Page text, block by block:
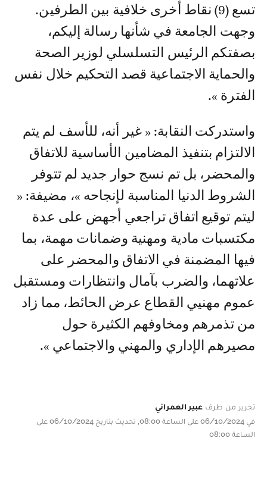
تسع (9) نقاط أخرى خلافية بين الطرفين.
وجهت الجامعة في شأنها رسالة إليكم،
بصفتكم الرئيس التسلسلي لوزير الصحة
والحماية الاجتماعية قصد التحكيم خلال نفس
الفترة ».
واستدركت النقابة: « غير أنه، للأسف لم يتم
الالتزام بتنفيذ المضامين الأساسية للاتفاق
والمحضر، بل تم نسج حوار جديد لم تتوفر
الشروط الدنيا المناسبة لإنجاحه »، مضيفة: «
ليتم توقيع اتفاق تراجعي أجهض على عدة
مكتسبات مادية ومهنية وضمانات مهمة، بما
فيها المضمنة في الاتفاق والمحضر على
علاتهما، والضرب بآمال وانتظارات ومستقبل
عموم مهنيي القطاع عرض الحائط، مما زاد
من تذمرهم ومخاوفهم الكثيرة حول
مصيرهم الإداري والمهني والاجتماعي ».
تحرير من طرف عبير العمراني
في 06/10/2024 على الساعة 08:00, تحديث بتاريخ 06/10/2024 على
الساعة 08:00